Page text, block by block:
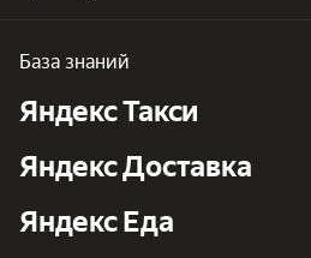
База знаний
Яндекс Такси
Яндекс Доставка
Яндекс Еда